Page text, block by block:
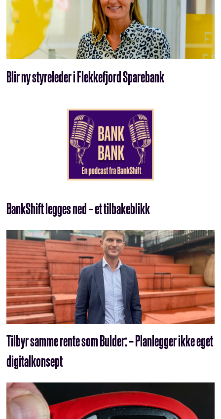
Blir ny styreleder i Flekkefjord Sparebank
BankShift legges ned – et tilbakeblikk
Tilbyr samme rente som Bulder: – Planlegger ikke eget
digitalkonsept